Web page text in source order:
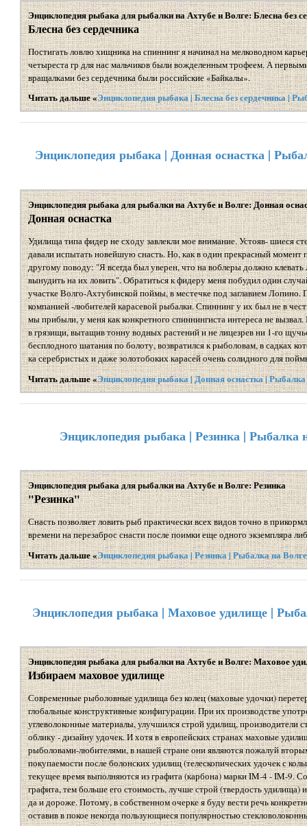
Энциклопедия рыбака для рыбалки на Ахтубе и Волге: Блесна без
Блесна без сердечника
Постигать ловлю хищника на спиннинг я начинал на мелководном
четыреста гр для нас мальчиков были вожделенным трофеем. А
вращалками без сердечника были российские «Байкалы».
Читать дальше «Энциклопедия рыбака | Блесна без сердечника |
Энциклопедия рыбака | Донная оснастка |
Энциклопедия рыбака для рыбалки на Ахтубе и Волге: Донная
Донная оснастка
Удилища типа фидер не сходу завлекли мое внимание. Устояв- шиеся
давали испытать новейшую снасть. Но, как в один прекрасный момент
другому поводу: "Я всегда был уверен, что на воблеры должно
вынудить на их ловить". Обратиться к фидеру меня побудил один
участке Волго-Ахтубинской поймы, в местечке под заглавием
компанией -любителей карасевой рыбалки. Спиннинг у их был не в
мы прибыли, у меня как конкретного спиннингиста интереса не вызвал.
в грязищи, вытащив тонну водных растений и не лицезрев ни 1-го
бесплодного шатания по болоту, возвратился к рыболовам, в садках
ка серебристых и даже золотобоких карасей очень солидного для
Читать дальше «Энциклопедия рыбака | Донная оснастка |
Энциклопедия рыбака | Резинка | Рыбалка
Энциклопедия рыбака для рыбалки на Ахтубе и Волге: Резинка
"Резинка"
Снасть позволяет ловить рыб практически всех видов точно в
времени на перезаброс снасти после поимки еще одного экземпляра
Читать дальше «Энциклопедия рыбака | Резинка | Рыбалка на
Энциклопедия рыбака | Маховое удилище |
Энциклопедия рыбака для рыбалки на Ахтубе и Волге: Маховое
Избираем маховое удилище
Современные рыболовные удилища без колец (маховые удочки)
глобальные конструктивные конфигурации. При их производстве
углеволоконные материалы, улучшился строй удилищ, производители
облику - дизайну удочек. И хотя в европейских странах маховые
рыболовами-любителями, в нашей стране они являются пожалуй
покупаемости после болонских удилищ (телескопических удочек с
текущее время выполняются из графита (карбона) марки IM-4 - IM-9.
графита, тем больше его стоимость, лучше строй (твердость удилища)
да и дороже. Потому, в собственном очерке я буду вести речь
оставив в покое некогда пользующиеся популярностью